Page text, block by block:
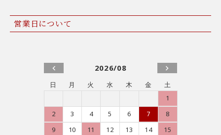
営業日について
2026/08
日 月 火 水 木 金
土
1
2
3 4 5 6 7
8
9
10 11 12 13 14
15